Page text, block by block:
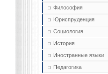
Философия
Юриспруденция
Социология
История
Иностранные языки
Педагогика